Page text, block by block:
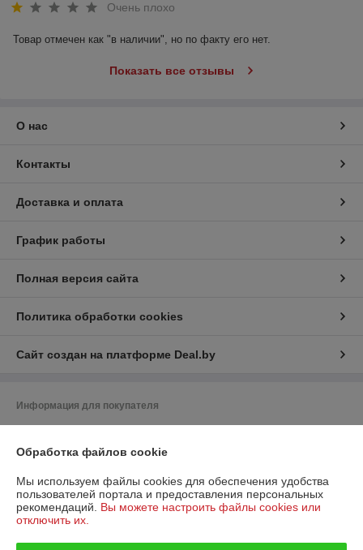
Очень плохо
Товар отмечен как "в наличии", но по факту его нет.
Показать все отзывы
О нас
Контакты
Доставка и оплата
График работы
Полная версия сайта
Политика обработки cookies
Сайт создан на платформе Deal.by
Информация для покупателя
УНП: 193732999
Регистрационный орган: Минский горисполком
Дата регистрации компании: 03.01.2024
Обработка файлов cookie
Мы используем файлы cookies для обеспечения удобства
пользователей портала и предоставления персональных
рекомендаций. Вы можете настроить файлы cookies или
отключить их.